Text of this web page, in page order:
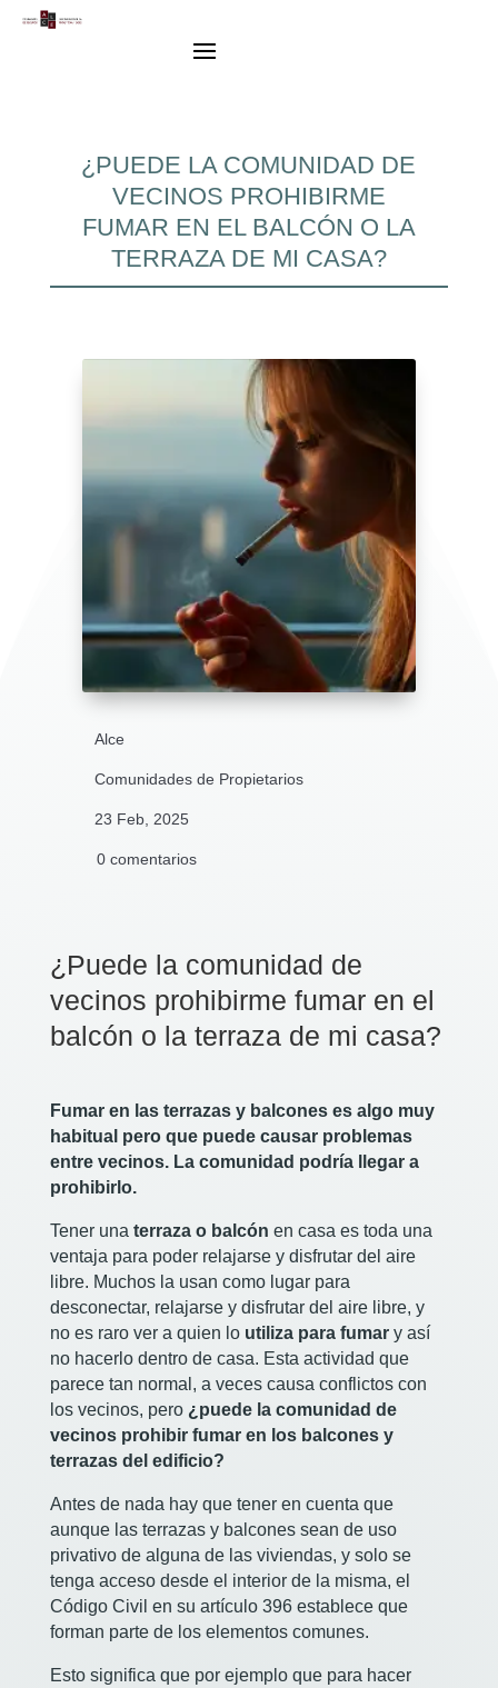
¿PUEDE LA COMUNIDAD DE
VECINOS PROHIBIRME
FUMAR EN EL BALCÓN O LA
TERRAZA DE MI CASA?
Alce
Comunidades de Propietarios
23 Feb, 2025
0 comentarios
¿Puede la comunidad de
vecinos prohibirme fumar en el
balcón o la terraza de mi casa?
Fumar en las terrazas y balcones es algo muy
habitual pero que puede causar problemas
entre vecinos. La comunidad podría llegar a
prohibirlo.
Tener una terraza o balcón en casa es toda una
ventaja para poder relajarse y disfrutar del aire
libre. Muchos la usan como lugar para
desconectar, relajarse y disfrutar del aire libre, y
no es raro ver a quien lo utiliza para fumary así
no hacerlo dentro de casa. Esta actividad que
parece tan normal, a veces causa conflictos con
los vecinos, pero ¿puede la comunidad de
vecinos prohibir fumar en los balcones y
terrazas del edificio?
Antes de nada hay que tener en cuenta que
aunque las terrazas y balcones sean de uso
privativo de alguna de las viviendas, y solo se
tenga acceso desde el interior de la misma, el
Código Civil en su artículo 396 establece que
forman parte de los elementos comunes.
Esto significa que por ejemplo que para hacer